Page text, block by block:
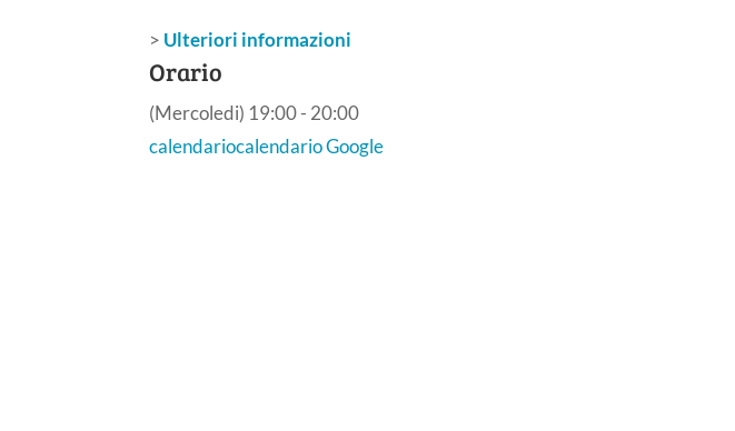
> Ulteriori informazioni
Orario
(Mercoledi) 19:00 - 20:00
calendariocalendario Google